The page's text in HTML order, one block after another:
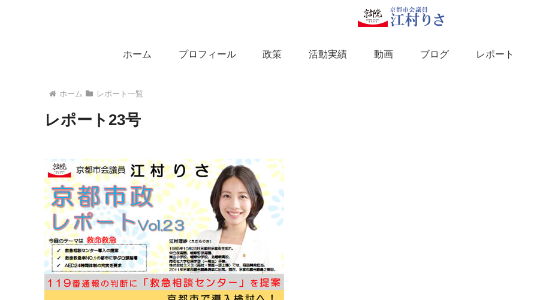
ホーム プロフィール 政策 活動実績 動画 ブログ レポート
ホーム レポート一覧
レポート23号